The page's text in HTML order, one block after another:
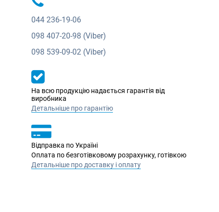
044 236-19-06
098 407-20-98 (Viber)
098 539-09-02 (Viber)
На всю продукцію надається гарантія від
виробника
Детальніше про гарантію
Відправка по Україні
Оплата по безготівковому розрахунку, готівкою
Детальніше про доставку і оплату